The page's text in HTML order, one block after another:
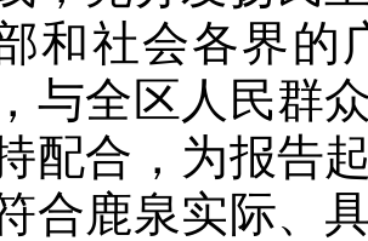
和社会各界的
与全区人民群
配合，为报告
合鹿泉实际、